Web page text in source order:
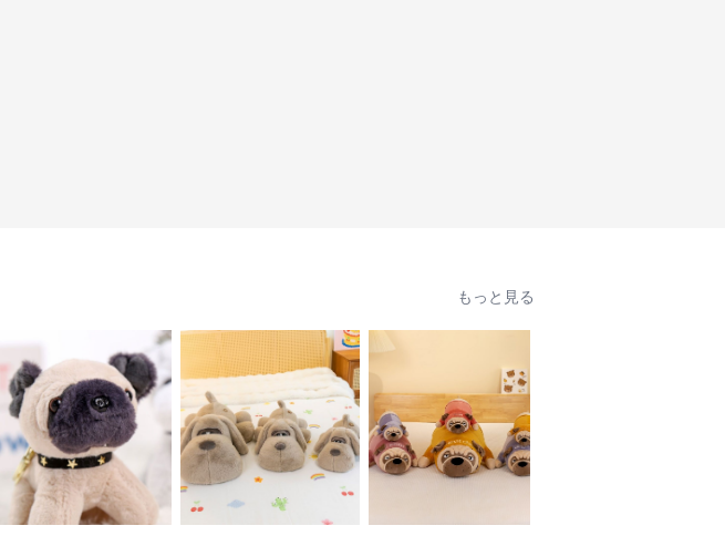
もっと見る